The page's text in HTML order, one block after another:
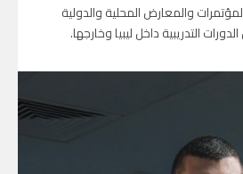
والمعارض المحلية والدولية
التدريبية داخل ليبيا وخارجها.